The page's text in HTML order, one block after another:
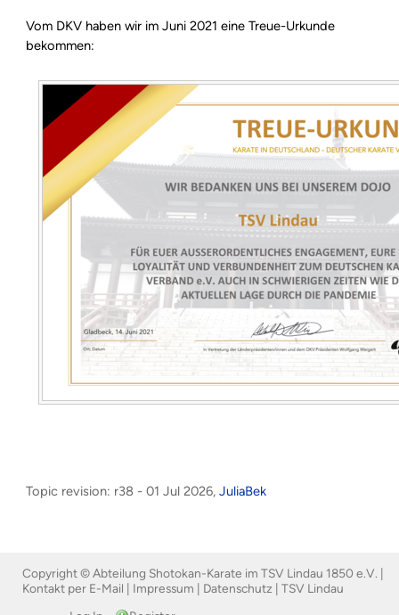
Vom DKV haben wir im Juni 2021 eine Treue-Urkunde
bekommen:
Topic revision: r38 - 01 Jul 2026,JuliaBek
Copyright © Abteilung Shotokan-Karate im TSV Lindau 1850 e.V. |
Kontakt per E-Mail
Impressum Datenschutz
TSV Lindau